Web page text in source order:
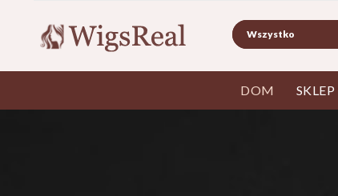
Szukaj
DOM SKLEP